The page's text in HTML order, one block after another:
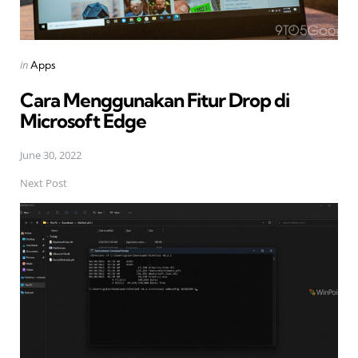
Posted
inApps
Cara Menggunakan Fitur Drop di
Microsoft Edge
June 30, 2022
Next Post